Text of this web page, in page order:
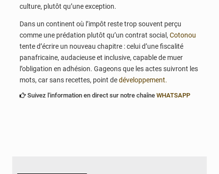
culture, plutôt qu’une exception.
Dans un continent où l’impôt reste trop souvent perçu
comme une prédation plutôt qu’un contrat social, Cotonou
tente d’écrire un nouveau chapitre : celui d’une fiscalité
panafricaine, audacieuse et inclusive, capable de muer
l’obligation en adhésion. Gageons que les actes suivront les
mots, car sans recettes, point dedéveloppement.
Suivez l'information en direct sur notre chaîne WHATSAPP